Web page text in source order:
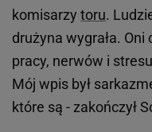
komisarzy toru.
drużyna wygrała.
pracy, nerwów i
Mój wpis był
które są - zakończył